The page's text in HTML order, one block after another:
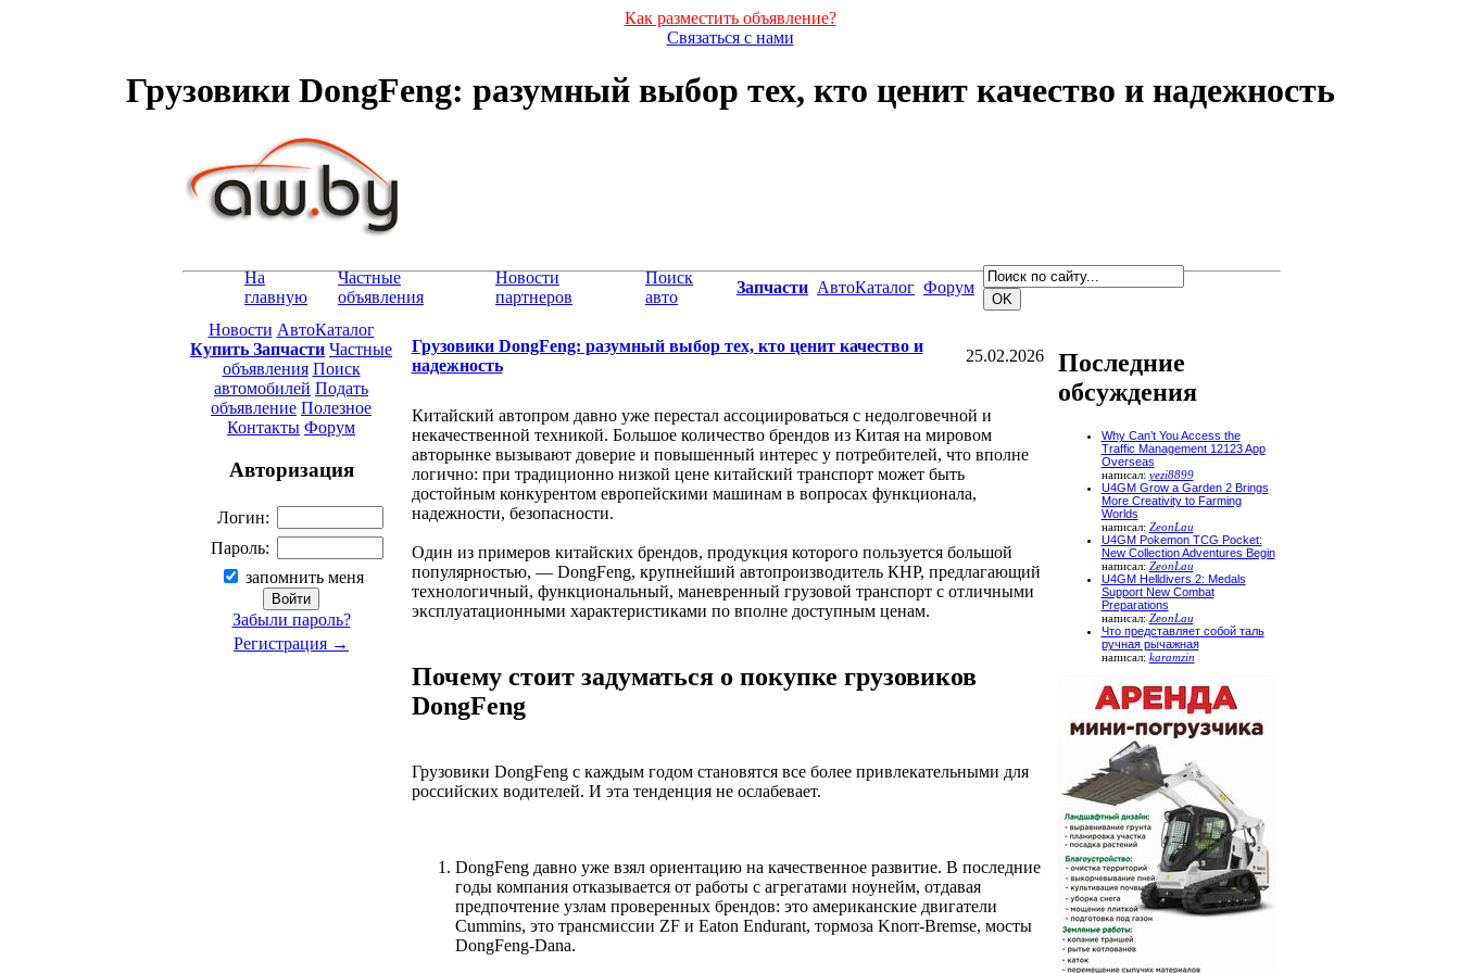
Как разместить объявление?
Связаться с нами
Грузовики DongFeng: разумный выбор тех, кто ценит качество и надежность
На
главную
Частные
объявления
Новости
партнеров
Поиск
авто
Запчасти АвтоКаталог Форум
Новости АвтоКаталог
Купить Запчасти Частные
объявления Поиск
автомобилей Подать
объявление Полезное
Контакты Форум
Авторизация
Логин:
Пароль:
запомнить меня
Забыли пароль?
Регистрация →
Грузовики DongFeng: разумный выбор тех, кто ценит качество и
надежность
25.02.2026
Китайский автопром давно уже перестал ассоциироваться с недолговечной и
некачественной техникой. Большое количество брендов из Китая на мировом
авторынке вызывают доверие и повышенный интерес у потребителей, что вполне
логично: при традиционно низкой цене китайский транспорт может быть
достойным конкурентом европейскими машинам в вопросах функционала,
надежности, безопасности.
Один из примеров китайских брендов, продукция которого пользуется большой
популярностью, — DongFeng, крупнейший автопроизводитель КНР, предлагающий
технологичный, функциональный, маневренный грузовой транспорт с отличными
эксплуатационными характеристиками по вполне доступным ценам.
Почему стоит задуматься о покупке грузовиков
DongFeng
Грузовики DongFeng с каждым годом становятся все более привлекательными для
российских водителей. И эта тенденция не ослабевает.
DongFeng давно уже взял ориентацию на качественное развитие. В последние
годы компания отказывается от работы с агрегатами ноунейм, отдавая
предпочтение узлам проверенных брендов: это американские двигатели
Cummins, это трансмиссии ZF и Eaton Endurant, тормоза Knorr-Bremse, мосты
DongFeng-Dana.
Последние
обсуждения
Why Can’t You Access the
Traffic Management 12123 App
Overseas
написал: yezi8899
U4GM Grow a Garden 2 Brings
More Creativity to Farming
Worlds
написал: ZeonLau
U4GM Pokemon TCG Pocket:
New Collection Adventures Begin
написал: ZeonLau
U4GM Helldivers 2: Medals
Support New Combat
Preparations
написал: ZeonLau
Что представляет собой таль
ручная рычажная
написал: karamzin